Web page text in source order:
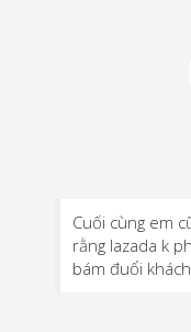
Cuối cùng em
rằng lazada k
bám đuổi